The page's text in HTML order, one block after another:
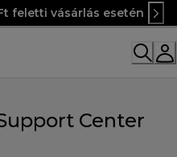
feletti vásárlás esetén
Center